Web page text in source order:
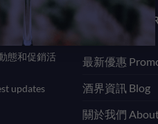
態和促銷活
updates
更多資訊
最新優惠
酒界資訊 Blog
關於我們